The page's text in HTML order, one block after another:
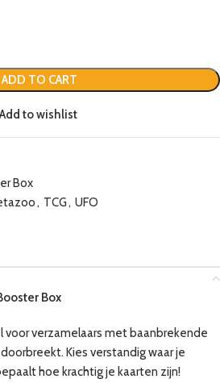
ADD TO CART
Add to wishlist
Box
, TCG, UFO
Box
verzamelaars met baanbrekende
Kies verstandig waar je
hoe krachtig je kaarten zijn!